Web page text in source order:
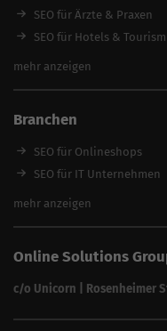
Local SEO Agentur
SEO Beratung
SEO Angebote
SEO für Ärzte & Praxen
SEO für Hotels &
SEO für Handwerker
SEO für Anwälte &
SEO für Fitness
SEO für Architekten
mehr anzeigen
Branchen
SEO für Onlineshops
SEO für IT Unternehmen
SEO für
SEO für
SEO für
mehr anzeigen
Online Solutions
c/o Unicorn | Rosenheimer